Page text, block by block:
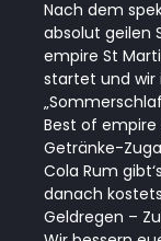
Nach dem
absolut geilen
empire St
startet und wir
Best of empire
Getränke-
Cola Rum
danach
Geldregen –